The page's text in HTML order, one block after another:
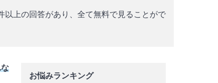
以上の回答があり、全て無料で見ることがで
お悩みランキング